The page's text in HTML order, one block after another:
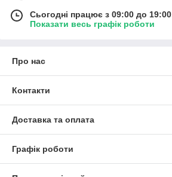
Сьогодні працює з 09:00 до 19:00
Показати весь графік роботи
Про нас
Контакти
Доставка та оплата
Графік роботи